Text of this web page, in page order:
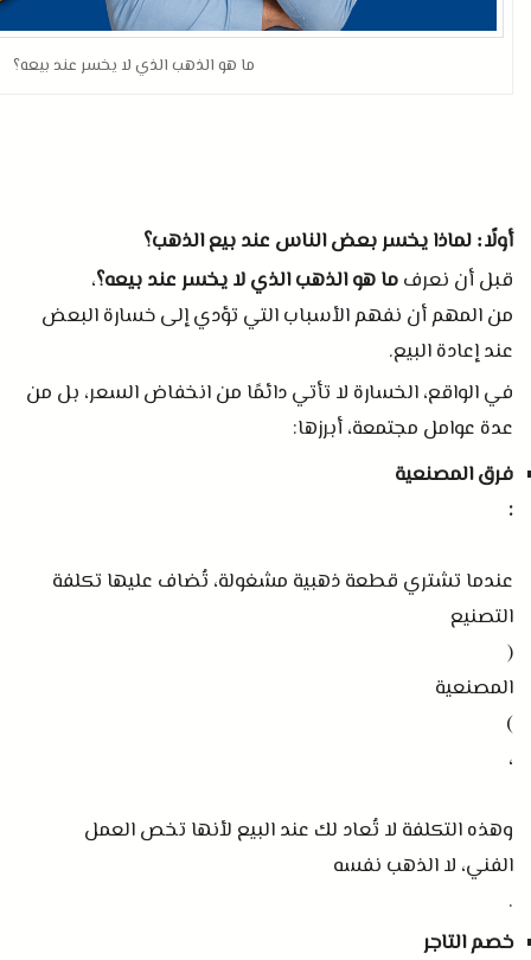
ما هو الذهب الذي لا يخسر عند بيعه؟
أولًا: لماذا يخسر بعض الناس عند بيع الذهب؟
قبل أن نعرفما هو الذهب الذي لا يخسر عند بيعه؟،
من المهم أن نفهم الأسباب التي تؤدي إلى خسارة البعض
عند إعادة البيع.
في الواقع، الخسارة لا تأتي دائمًا من انخفاض السعر، بل من
عدة عوامل مجتمعة، أبرزها:
فرق المصنعية
:
عندما تشتري قطعة ذهبية مشغولة، تُضاف عليها تكلفة
التصنيع
(
المصنعية
)
،
وهذه التكلفة لا تُعاد لك عند البيع لأنها تخص العمل
الفني، لا الذهب نفسه
.
خصم التاجر